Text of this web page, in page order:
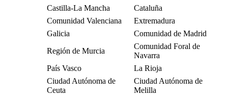
Castilla-La Mancha
Cataluña
Comunidad Valenciana
Extremadura
Galicia
Comunidad de Madrid
Región de Murcia
Comunidad Foral de
Navarra
País Vasco
La Rioja
Ciudad Autónoma de
Ceuta
Ciudad Autónoma de
Melilla